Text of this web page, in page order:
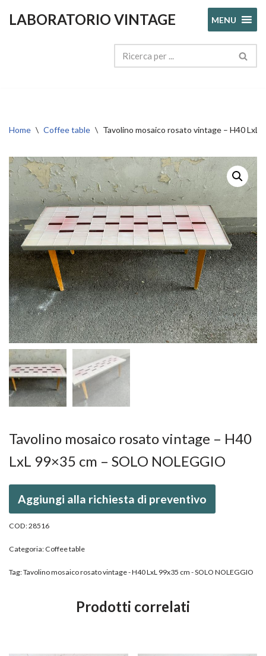
LABORATORIO VINTAGE MENU
Home \ Coffee table \ Tavolino mosaico rosato vintage – H40 LxL
Tavolino mosaico rosato vintage – H40
LxL 99×35 cm – SOLO NOLEGGIO
Aggiungi alla richiesta di preventivo
COD:28516
Categoria: Coffee table
Tag:Tavolino mosaico rosato vintage - H40 LxL 99x35 cm - SOLO NOLEGGIO
Prodotti correlati